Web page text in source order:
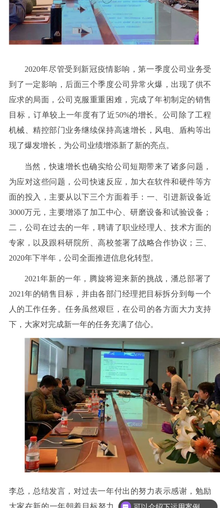
2020年尽管受到新冠疫情影响，第一季度公司业务受
到了一定影响，后面三个季度公司异常火爆，出现了供不
应求的局面，公司克服重重困难，完成了年初制定的销售
目标，订单较上一年度有了近50%的增长。公司除了工程
机械、精控部门业务继续保持高速增长，风电、盾构等出
现了爆发增长，为公司业绩增添新了新的亮点。
当然，快速增长也确实给公司短期带来了诸多问题，
为应对这些问题，公司快速反应，加大在软件和硬件等方
面的投入，主要从以下三个方面着手：一、引进新设备近
3000万元，主要增添了加工中心、研磨设备和试验设备；
二，公司在过去的一年，聘请了职业经理人、技术方面的
专家，以及跟科研院所、高校签署了战略合作协议；三、
2020年下半年，公司全面推进信息化转型。
2021年新的一年，腾旋将迎来新的挑战，潘总部署了
2021年的销售目标，并由各部门经理把目标拆分到每一个
人的工作任务。任务虽然艰巨，在公司的各方面大力支持
下，大家对完成新一年的任务充满了信心。
李总，总结发言，对过去一年付出的努力表示感谢，勉励
大家在新的一年朝着目标努力。并亲自为2020年的取得优
可以介绍下运用案例么？